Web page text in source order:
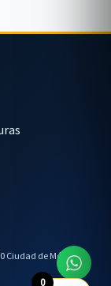
Ciudad de México,
0